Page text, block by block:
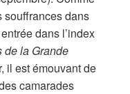
souffrances dans
dans l’index
de la Grande
il est émouvant de
camarades